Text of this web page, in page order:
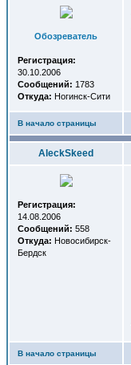
Обозреватель
Регистрация:
30.10.2006
Сообщений: 1783
Откуда: Ногинск-Сити
В начало страницы
AleckSkeed
Регистрация:
14.08.2006
Сообщений: 558
Откуда: Новосибирск-
Бердск
В начало страницы